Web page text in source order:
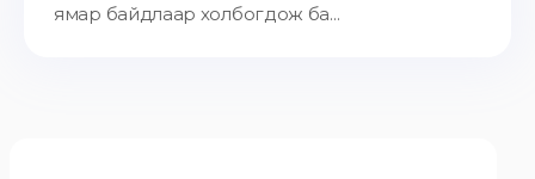
ямар байдлаар холбогдож ба...